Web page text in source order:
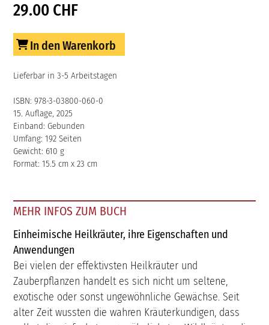
29.00 CHF
In den Warenkorb
Lieferbar in 3-5 Arbeitstagen
ISBN: 978-3-03800-060-0
15. Auflage, 2025
Einband: Gebunden
Umfang: 192 Seiten
Gewicht: 610 g
Format: 15.5 cm x 23 cm
MEHR INFOS ZUM BUCH
Einheimische Heilkräuter, ihre Eigenschaften und
Anwendungen
Bei vielen der effektivsten Heilkräuter und
Zauberpflanzen handelt es sich nicht um seltene,
exotische oder sonst ungewöhnliche Gewächse. Seit
alter Zeit wussten die wahren Kräuterkundigen, dass